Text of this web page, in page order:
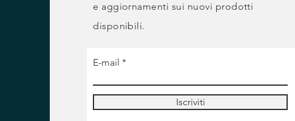
e aggiornamenti sui nuovi prodotti
disponibili.
E-mail
Iscriviti